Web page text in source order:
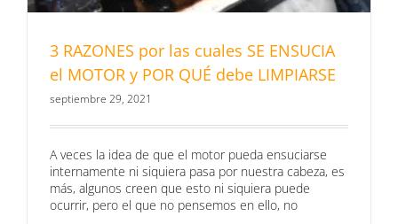
3 RAZONES por las cuales SE ENSUCIA
el MOTOR y POR QUÉ debe LIMPIARSE
septiembre 29, 2021
A veces la idea de que el motor pueda ensuciarse
internamente ni siquiera pasa por nuestra cabeza, es
más, algunos creen que esto ni siquiera puede
ocurrir, pero el que no pensemos en ello, no